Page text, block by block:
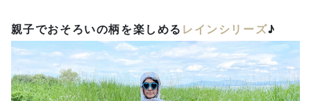
親子でおそろいの柄を楽しめる レインシリーズ♪